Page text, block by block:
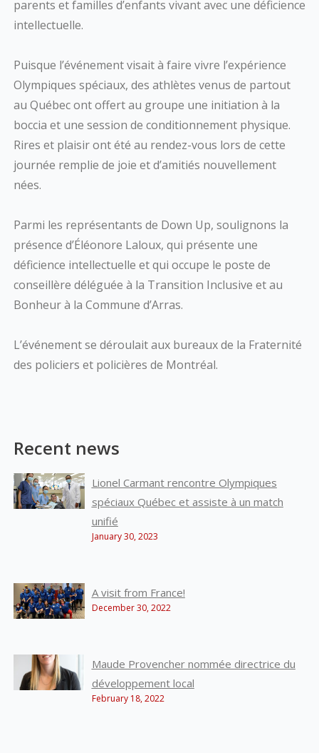
parents et familles d’enfants vivant avec une déficience
intellectuelle.
Puisque l’événement visait à faire vivre l’expérience
Olympiques spéciaux, des athlètes venus de partout
au Québec ont offert au groupe une initiation à la
boccia et une session de conditionnement physique.
Rires et plaisir ont été au rendez-vous lors de cette
journée remplie de joie et d’amitiés nouvellement
nées.
Parmi les représentants de Down Up, soulignons la
présence d’Éléonore Laloux, qui présente une
déficience intellectuelle et qui occupe le poste de
conseillère déléguée à la Transition Inclusive et au
Bonheur à la Commune d’Arras.
L’événement se déroulait aux bureaux de la Fraternité
des policiers et policières de Montréal.
Recent news
Lionel Carmant rencontre Olympiques
spéciaux Québec et assiste à un match
unifié
January 30, 2023
A visit from France!
December 30, 2022
Maude Provencher nommée directrice du
développement local
February 18, 2022